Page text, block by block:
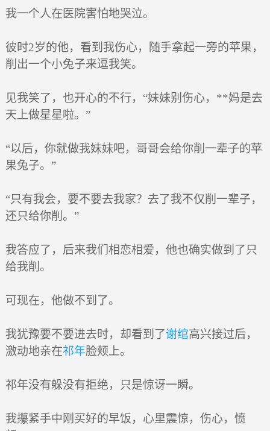
我一个人在医院害怕地哭泣。
彼时2岁的他，看到我伤心，随手拿起一旁的苹果，
削出一个小兔子来逗我笑。
见我笑了，也开心的不行，“妹妹别伤心，**妈是去
天上做星星啦。”
“以后，你就做我妹妹吧，哥哥会给你削一辈子的苹
果兔子。”
“只有我会，要不要去我家？去了我不仅削一辈子，
还只给你削。”
我答应了，后来我们相恋相爱，他也确实做到了只
给我削。
可现在，他做不到了。
我犹豫要不要进去时，却看到了谢绾高兴接过后，
激动地亲在祁年脸颊上。
祁年没有躲没有拒绝，只是惊讶一瞬。
我攥紧手中刚买好的早饭，心里震惊，伤心，愤